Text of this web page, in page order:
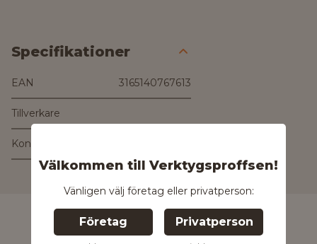
Välkommen till Verktygsproffsen!
Vänligen välj företag eller privatperson:
Företag Privatperson
Specifikationer
EAN 3165140767613
Tillverkare
Kontakta tillverkaren
Kontakta oss för
mer information